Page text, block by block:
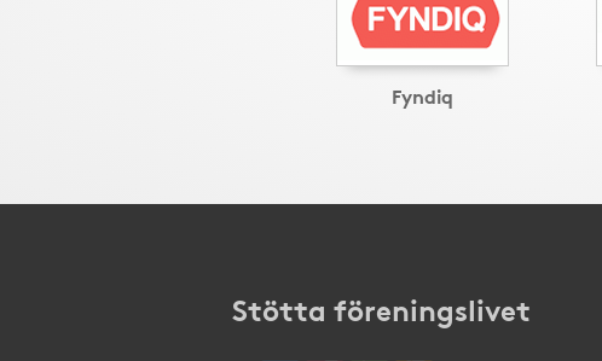
Fyndiq
Stötta föreningslivet